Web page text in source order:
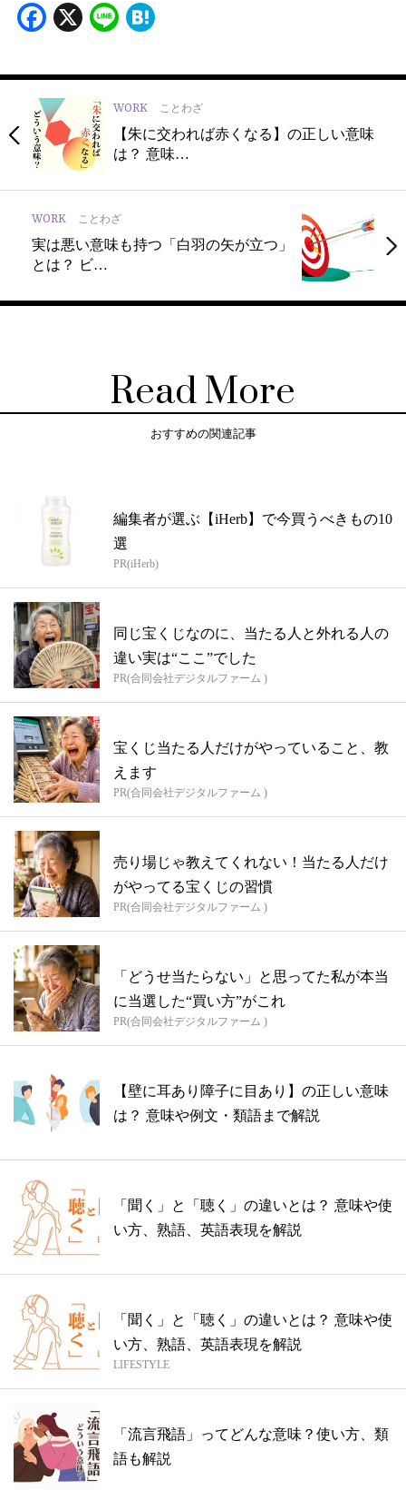
Facebook
X Line
WORK ことわざ
【朱に交われば赤くなる】の正しい意味
は？ 意味…
WORK ことわざ
実は悪い意味も持つ「白羽の矢が立つ」
とは？ ビ…
Read More
おすすめの関連記事
編集者が選ぶ【iHerb】で今買うべきもの10
選
PR(iHerb)
同じ宝くじなのに、当たる人と外れる人の
違い実は“ここ”でした
PR(合同会社デジタルファーム )
宝くじ当たる人だけがやっていること、教
えます
PR(合同会社デジタルファーム )
売り場じゃ教えてくれない！当たる人だけ
がやってる宝くじの習慣
PR(合同会社デジタルファーム )
「どうせ当たらない」と思ってた私が本当
に当選した“買い方”がこれ
PR(合同会社デジタルファーム )
【壁に耳あり障子に目あり】の正しい意味
は？ 意味や例文・類語まで解説
「聞く」と「聴く」の違いとは？ 意味や使
い方、熟語、英語表現を解説
「聞く」と「聴く」の違いとは？ 意味や使
い方、熟語、英語表現を解説
LIFESTYLE
「流言飛語」ってどんな意味？使い方、類
語も解説